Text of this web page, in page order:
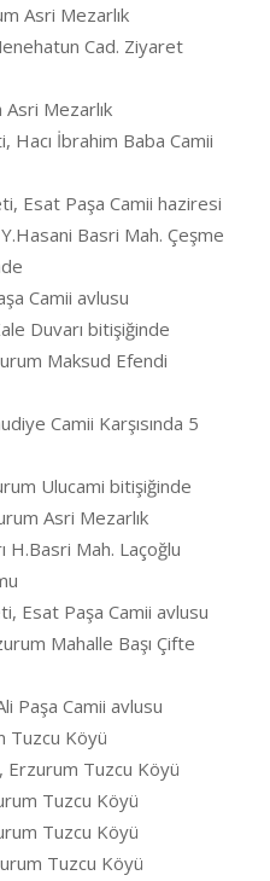
Asri Mezarlık
Cad. Ziyaret
Mezarlık
Hacı İbrahim Baba Camii
Esat Paşa Camii haziresi
Basri Mah. Çeşme
Camii avlusu
Duvarı bitişiğinde
Maksud Efendi
Camii Karşısında 5
Ulucami bitişiğinde
Asri Mezarlık
H.Basri Mah. Laçoğlu
Esat Paşa Camii avlusu
Mahalle Başı Çifte
Paşa Camii avlusu
Tuzcu Köyü
Erzurum Tuzcu Köyü
Tuzcu Köyü
Tuzcu Köyü
Tuzcu Köyü